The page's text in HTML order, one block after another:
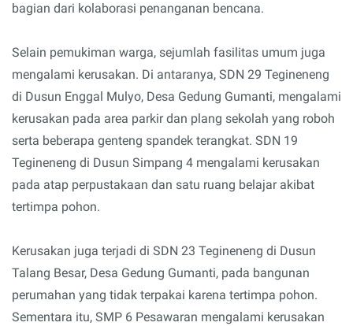
bagian dari kolaborasi penanganan bencana.
Selain pemukiman warga, sejumlah fasilitas umum juga
mengalami kerusakan. Di antaranya, SDN 29 Tegineneng
di Dusun Enggal Mulyo, Desa Gedung Gumanti, mengalami
kerusakan pada area parkir dan plang sekolah yang roboh
serta beberapa genteng spandek terangkat. SDN 19
Tegineneng di Dusun Simpang 4 mengalami kerusakan
pada atap perpustakaan dan satu ruang belajar akibat
tertimpa pohon.
Kerusakan juga terjadi di SDN 23 Tegineneng di Dusun
Talang Besar, Desa Gedung Gumanti, pada bangunan
perumahan yang tidak terpakai karena tertimpa pohon.
Sementara itu, SMP 6 Pesawaran mengalami kerusakan